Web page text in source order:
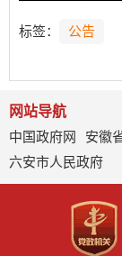
标签： 公告
网站导航
中国政府网
安徽
六安市人民政府